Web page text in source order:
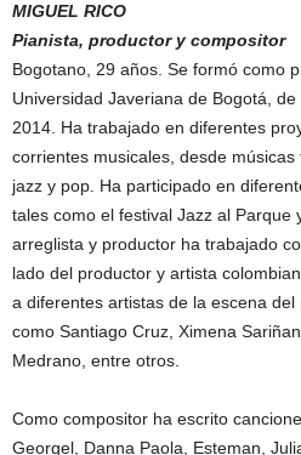
MIGUEL RICO
Pianista, productor y compositor
Bogotano, 29 años. Se formó como
Universidad Javeriana de Bogotá,
2014. Ha trabajado en diferentes
corrientes musicales, desde
jazz y pop. Ha participado en
tales como el festival Jazz al Parque
arreglista y productor ha trabajado
lado del productor y artista
a diferentes artistas de la escena
como Santiago Cruz, Ximena
Medrano, entre otros.
Como compositor ha escrito
Georgel, Danna Paola, Esteman,